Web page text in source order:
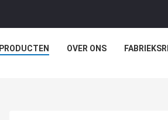
PRODUCTEN OVER ONS